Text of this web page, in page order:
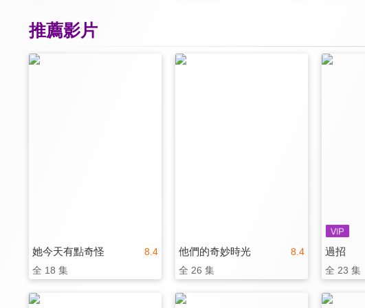
推薦影片
8.4
她今天有點奇怪
全 18 集
8.4
他們的奇妙時光
全 26 集
過招
全 23 集